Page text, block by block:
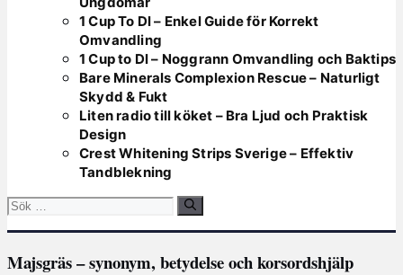
1 Cup To Dl – Enkel Guide för Korrekt
Omvandling
1 Cup to Dl – Noggrann Omvandling och Baktips
Bare Minerals Complexion Rescue – Naturligt
Skydd & Fukt
Liten radio till köket – Bra Ljud och Praktisk
Design
Crest Whitening Strips Sverige – Effektiv
Tandblekning
Sök
Majsgräs – synonym, betydelse och korsordshjälp